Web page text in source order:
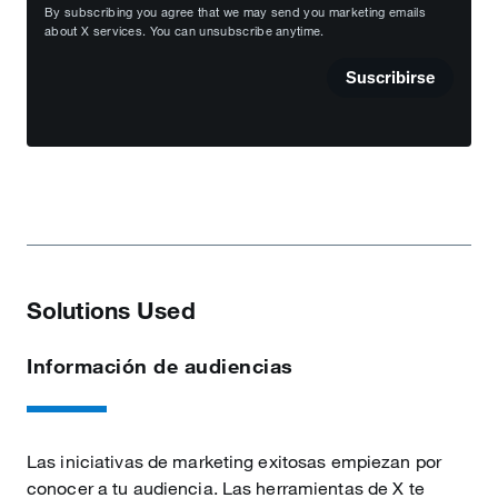
By subscribing you agree that we may send you marketing emails
about X services. You can unsubscribe anytime.
Suscribirse
Solutions Used
Información de audiencias
Las iniciativas de marketing exitosas empiezan por
conocer a tu audiencia. Las herramientas de X te